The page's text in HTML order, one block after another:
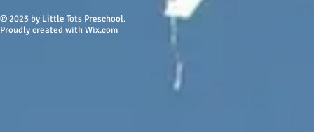
© 2023 by Little Tots Preschool.
Proudly created